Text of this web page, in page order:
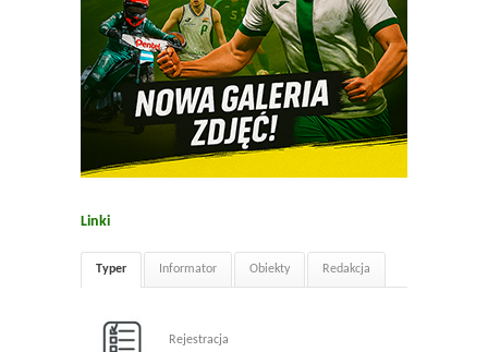
Linki
Typer Informator Obiekty Redakcja
Rejestracja